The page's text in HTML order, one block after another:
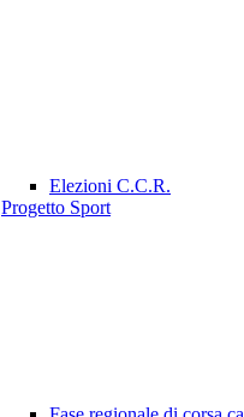
Elezioni C.C.R.
Progetto Sport